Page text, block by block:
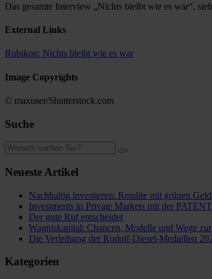
Das gesamte Interview „Nichts bleibt wie es war“,
External Links
Rubikon: Nichts bleibt wie es war
Image Copyrights
© maxuser/Shutterstock.com
Suche
Neueste Artikel
Nachhaltig investieren: Rendite mit grünen
Investments in Private Markets mit der
Der gute Ruf entscheidet
Wagniskapital: Chancen, Modelle und Wege
Die Verleihung der Rudolf-Diesel-Medaillen
Kategorien